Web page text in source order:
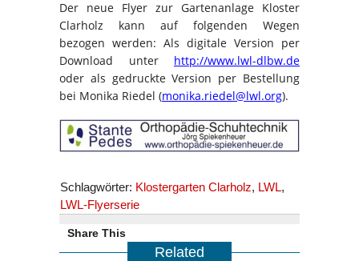
Der neue Flyer zur Gartenanlage Kloster
Clarholz kann auf folgenden Wegen
bezogen werden: Als digitale Version per
Download unter http://www.lwl-dlbw.de
oder als gedruckte Version per Bestellung
bei Monika Riedel (monika.riedel@lwl.org).
Schlagwörter: Klostergarten Clarholz, LWL,
LWL-Flyerserie
Share This
Related